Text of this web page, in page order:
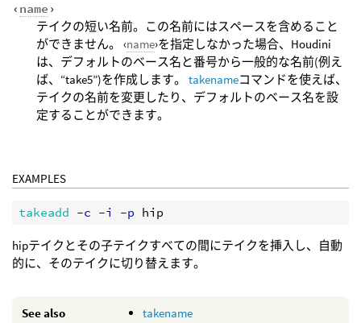
‹ name ›
テイクの短い名前。この名前にはスペースを含めること
ができません。 ‹name›を指定しなかった場合、Houdini
は、デフォルトのベース名と番号から一般的な名前(例え
ば、“take5”)を作成します。 takenameコマンドを使えば、
テイクの名前を変更したり、デフォルトのベース名を設
定することができます。
EXAMPLES
takeadd -c -i -p
hipテイクとその子テイクすべての間にテイクを挿入し、自動
的に、そのテイクに切り替えます。
See also
takename